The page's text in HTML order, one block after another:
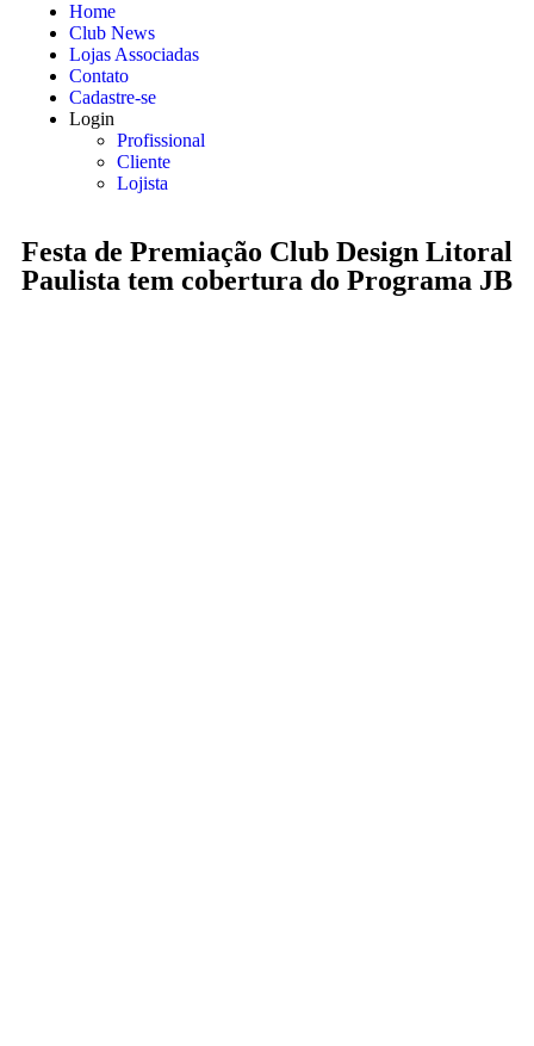
Home
Club News
Lojas Associadas
Contato
Cadastre-se
Login
Profissional
Cliente
Lojista
Festa de Premiação Club Design Litoral
Paulista tem cobertura do Programa JB